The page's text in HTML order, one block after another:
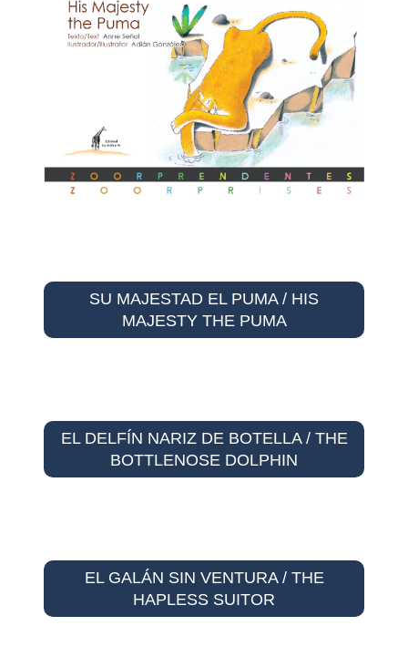
SU MAJESTAD EL PUMA / HIS
MAJESTY THE PUMA
EL DELFÍN NARIZ DE BOTELLA / THE
BOTTLENOSE DOLPHIN
EL GALÁN SIN VENTURA / THE
HAPLESS SUITOR